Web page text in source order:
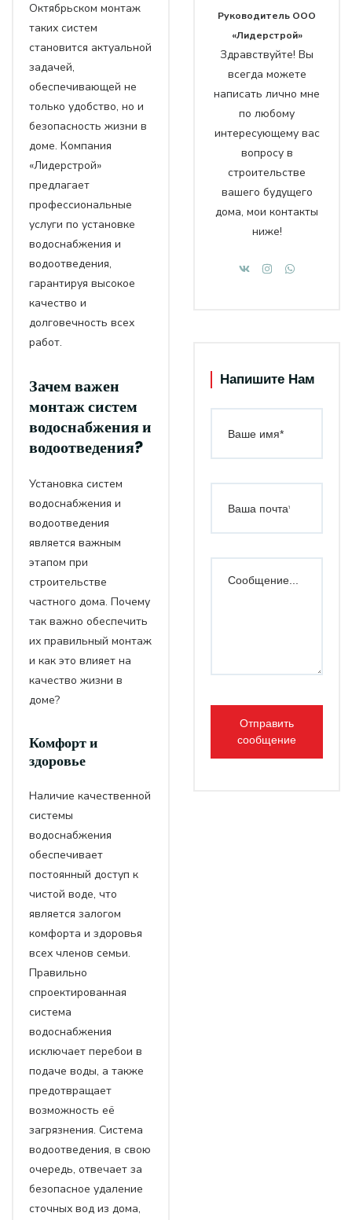
Октябрьском монтаж
таких систем
становится актуальной
задачей,
обеспечивающей не
только удобство, но и
безопасность жизни в
доме. Компания
«Лидерстрой»
предлагает
профессиональные
услуги по установке
водоснабжения и
водоотведения,
гарантируя высокое
качество и
долговечность всех
работ.
Зачем важен
монтаж систем
водоснабжения и
водоотведения?
Установка систем
водоснабжения и
водоотведения
является важным
этапом при
строительстве
частного дома. Почему
так важно обеспечить
их правильный монтаж
и как это влияет на
качество жизни в
доме?
Комфорт и
здоровье
Наличие качественной
системы
водоснабжения
обеспечивает
постоянный доступ к
чистой воде, что
является залогом
комфорта и здоровья
всех членов семьи.
Правильно
спроектированная
система
водоснабжения
исключает перебои в
подаче воды, а также
предотвращает
возможность её
загрязнения. Система
водоотведения, в свою
очередь, отвечает за
безопасное удаление
сточных вод из дома,
Руководитель ООО
«Лидерстрой»
Здравствуйте! Вы
всегда можете
написать лично мне
по любому
интересующему вас
вопросу в
строительстве
вашего будущего
дома, мои контакты
ниже!
Напишите Нам
Отправить
сообщение